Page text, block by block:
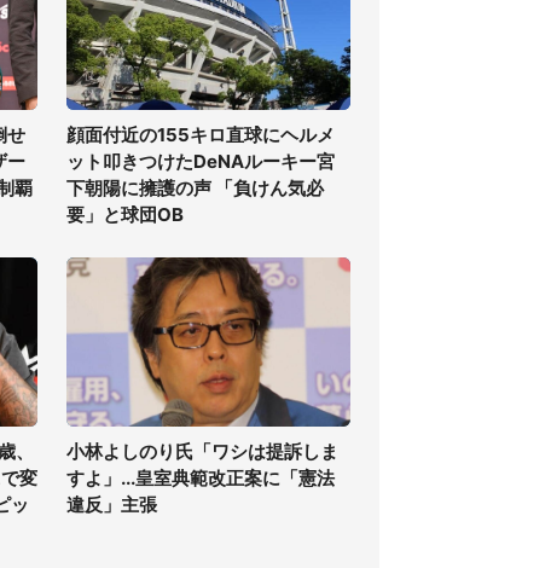
せ
ー
覇
顔面付近の155キロ直球にヘルメ
ット叩きつけたDeNAルーキー宮
下朝陽に擁護の声 「負けん気必
要」と球団OB
、
変
ッ
小林よしのり氏「ワシは提訴しま
すよ」...皇室典範改正案に「憲法
違反」主張